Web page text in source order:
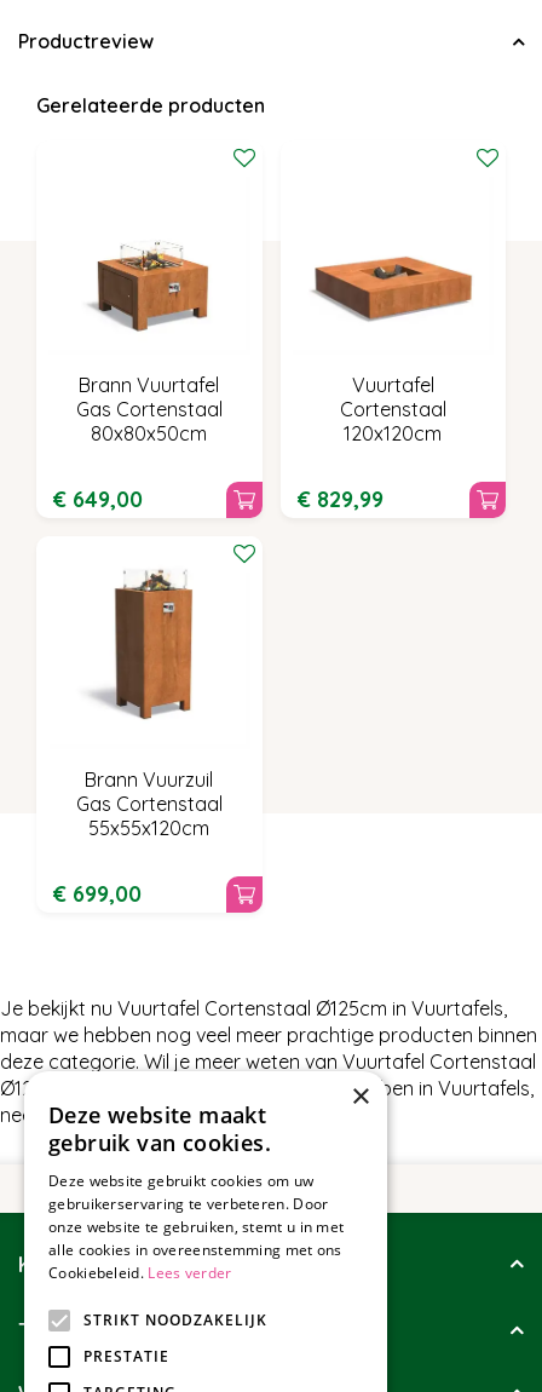
Productreview
Gerelateerde producten
Brann Vuurtafel
Gas Cortenstaal
80x80x50cm
€ 649,00
Vuurtafel
Cortenstaal
120x120cm
€ 829,99
Brann Vuurzuil
Gas Cortenstaal
55x55x120cm
€ 699,00
Je bekijkt nu Vuurtafel Cortenstaal Ø125cm in Vuurtafels,
maar we hebben nog veel meer prachtige producten binnen
deze categorie. Wil je meer weten van Vuurtafel Cortenstaal
Ø125cm of wat wij nog meer te bieden hebben in Vuurtafels,
neem dan gerust contact met ons op.
Klantenservice
Tuincollectie
×
Deze website maakt
gebruik van cookies.
Deze website gebruikt cookies om uw
gebruikerservaring te verbeteren. Door
onze website te gebruiken, stemt u in met
alle cookies in overeenstemming met ons
Cookiebeleid. Lees verder
STRIKT NOODZAKELIJK
PRESTATIE